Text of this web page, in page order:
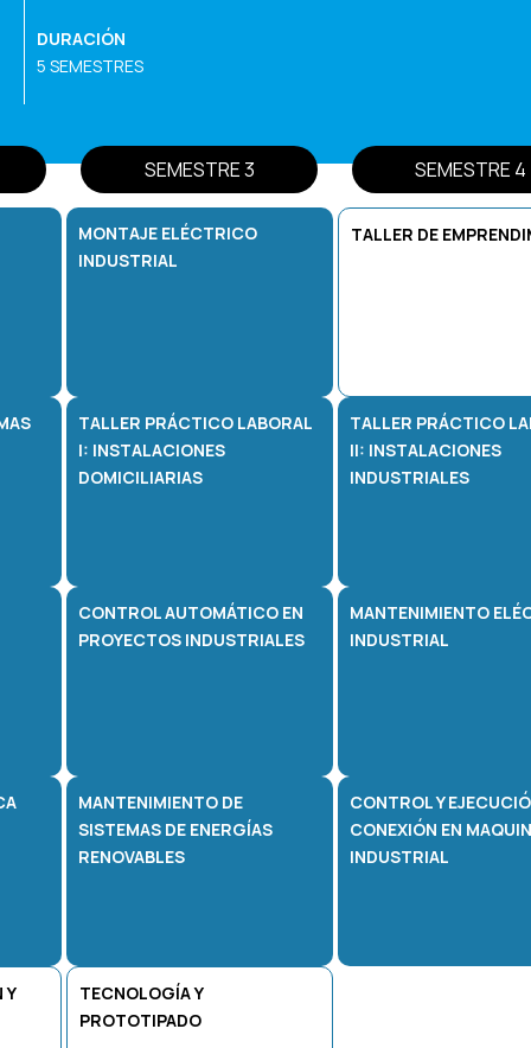
DURACIÓN
5 SEMESTRES
Y
SEMESTRE 3
MONTAJE ELÉCTRICO
INDUSTRIAL
TALLER PRÁCTICO LABORAL
I: INSTALACIONES
DOMICILIARIAS
CONTROL AUTOMÁTICO EN
PROYECTOS INDUSTRIALES
MANTENIMIENTO DE
SISTEMAS DE ENERGÍAS
RENOVABLES
TECNOLOGÍA Y
PROTOTIPADO
SEMESTRE 4
TALLER DE
TALLER PRÁCTICO
II: INSTALACIONES
INDUSTRIALES
MANTENIMIENTO
INDUSTRIAL
CONTROL Y
CONEXIÓN EN
INDUSTRIAL